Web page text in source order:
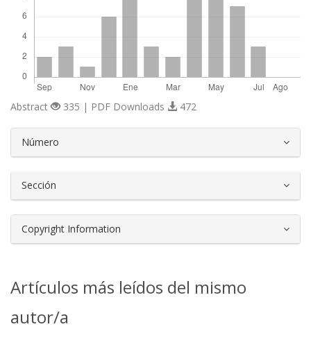
Abstract 335 | PDF Downloads 472
Número
Sección
Copyright Information
Artículos más leídos del mismo
autor/a